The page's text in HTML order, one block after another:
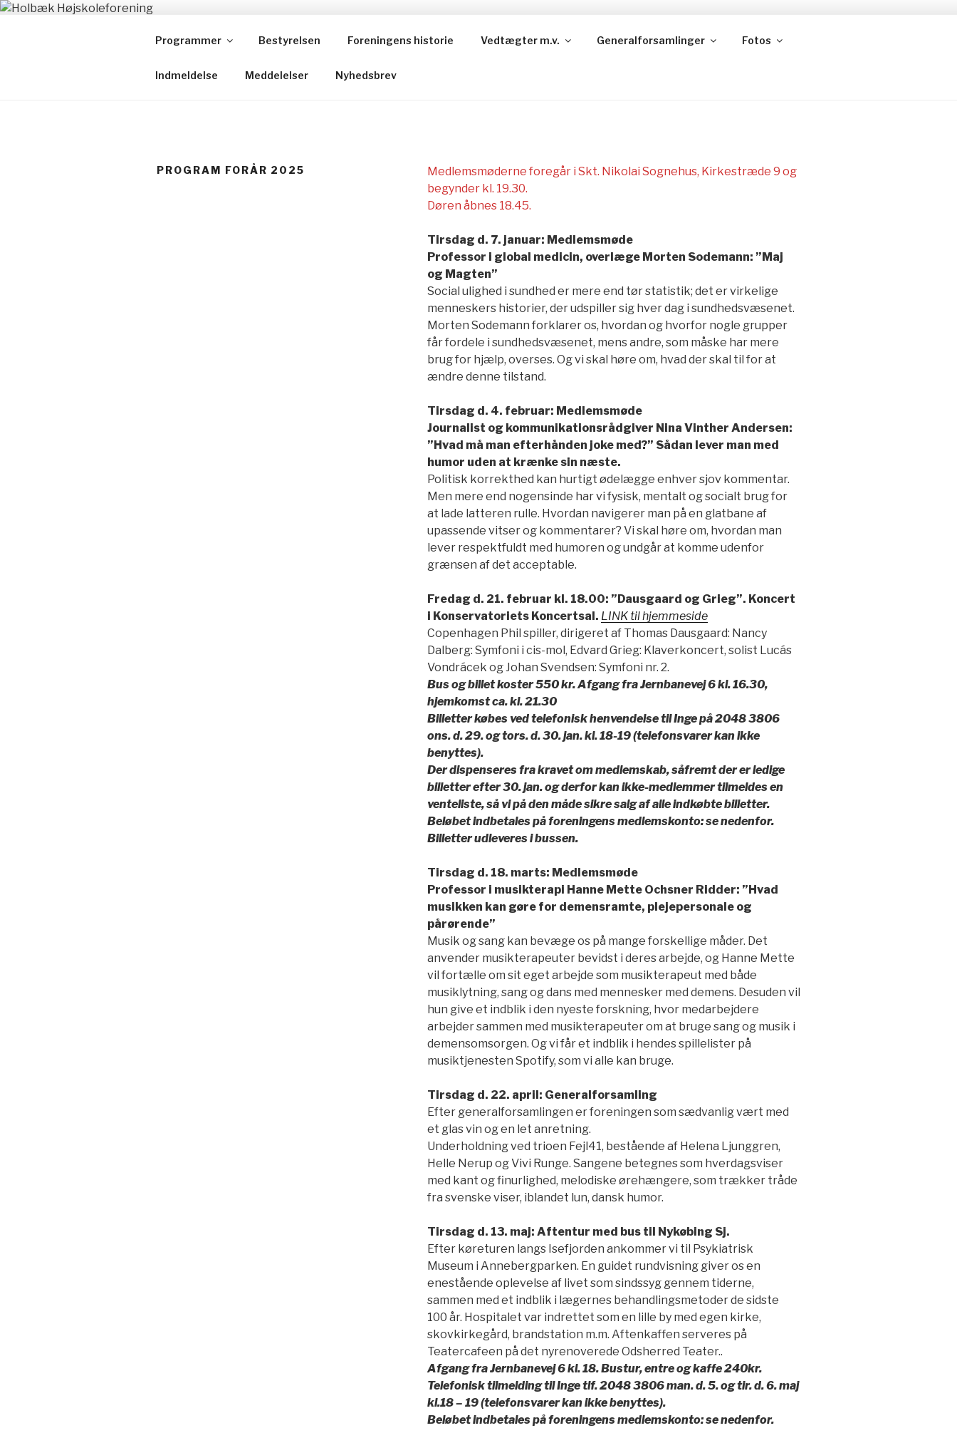
Videre
HOLBÆK HØJSKOLEFORENING
Programmer Bestyrelsen Foreningens historie Vedtægter m.v. Generalforsamlinger Fotos
Indmeldelse Meddelelser Nyhedsbrev
PROGRAM FORÅR 2025
Medlemsmøderne foregår i Skt. Nikolai Sognehus, Kirkestræde 9 og
begynder kl. 19.30.
Døren åbnes 18.45.
Tirsdag d. 7. januar: Medlemsmøde
Professor i global medicin, overlæge Morten Sodemann: ”Maj
og Magten”
Social ulighed i sundhed er mere end tør statistik; det er virkelige
menneskers historier, der udspiller sig hver dag i sundhedsvæsenet.
Morten Sodemann forklarer os, hvordan og hvorfor nogle grupper
får fordele i sundhedsvæsenet, mens andre, som måske har mere
brug for hjælp, overses. Og vi skal høre om, hvad der skal til for at
ændre denne tilstand.
Tirsdag d. 4. februar: Medlemsmøde
Journalist og kommunikationsrådgiver Nina Vinther Andersen:
”Hvad må man efterhånden joke med?” Sådan lever man med
humor uden at krænke sin næste.
Politisk korrekthed kan hurtigt ødelægge enhver sjov kommentar.
Men mere end nogensinde har vi fysisk, mentalt og socialt brug for
at lade latteren rulle. Hvordan navigerer man på en glatbane af
upassende vitser og kommentarer? Vi skal høre om, hvordan man
lever respektfuldt med humoren og undgår at komme udenfor
grænsen af det acceptable.
Fredag d. 21. februar kl. 18.00: ”Dausgaard og Grieg”. Koncert
i Konservatoriets Koncertsal. LINK til hjemmeside
Copenhagen Phil spiller, dirigeret af Thomas Dausgaard: Nancy
Dalberg: Symfoni i cis-mol, Edvard Grieg: Klaverkoncert, solist Lucás
Vondrácek og Johan Svendsen: Symfoni nr. 2.
Bus og billet koster 550 kr. Afgang fra Jernbanevej 6 kl. 16.30,
hjemkomst ca. kl. 21.30
Billetter købes ved telefonisk henvendelse til Inge på 2048 3806
ons. d. 29. og tors. d. 30. jan. kl. 18-19 (telefonsvarer kan ikke
benyttes).
Der dispenseres fra kravet om medlemskab, såfremt der er ledige
billetter efter 30. jan. og derfor kan ikke-medlemmer tilmeldes en
venteliste, så vi på den måde sikre salg af alle indkøbte billetter.
Beløbet indbetales på foreningens medlemskonto: se nedenfor.
Billetter udleveres i bussen.
Tirsdag d. 18. marts: Medlemsmøde
Professor i musikterapi Hanne Mette Ochsner Ridder: ”Hvad
musikken kan gøre for demensramte, plejepersonale og
pårørende”
Musik og sang kan bevæge os på mange forskellige måder. Det
anvender musikterapeuter bevidst i deres arbejde, og Hanne Mette
vil fortælle om sit eget arbejde som musikterapeut med både
musiklytning, sang og dans med mennesker med demens. Desuden vil
hun give et indblik i den nyeste forskning, hvor medarbejdere
arbejder sammen med musikterapeuter om at bruge sang og musik i
demensomsorgen. Og vi får et indblik i hendes spillelister på
musiktjenesten Spotify, som vi alle kan bruge.
Tirsdag d. 22. april: Generalforsamling
Efter generalforsamlingen er foreningen som sædvanlig vært med
et glas vin og en let anretning.
Underholdning ved trioen Fejl41, bestående af Helena Ljunggren,
Helle Nerup og Vivi Runge. Sangene betegnes som hverdagsviser
med kant og finurlighed, melodiske ørehængere, som trækker tråde
fra svenske viser, iblandet lun, dansk humor.
Tirsdag d. 13. maj: Aftentur med bus til Nykøbing Sj.
Efter køreturen langs Isefjorden ankommer vi til Psykiatrisk
Museum i Annebergparken. En guidet rundvisning giver os en
enestående oplevelse af livet som sindssyg gennem tiderne,
sammen med et indblik i lægernes behandlingsmetoder de sidste
100 år. Hospitalet var indrettet som en lille by med egen kirke,
skovkirkegård, brandstation m.m. Aftenkaffen serveres på
Teatercafeen på det nyrenoverede Odsherred Teater..
Afgang fra Jernbanevej 6 kl. 18. Bustur, entre og kaffe 240kr.
Telefonisk tilmelding til Inge tlf. 2048 3806 man. d. 5. og tir. d. 6. maj
kl.18 – 19 (telefonsvarer kan ikke benyttes).
Beløbet indbetales på foreningens medlemskonto: se nedenfor.